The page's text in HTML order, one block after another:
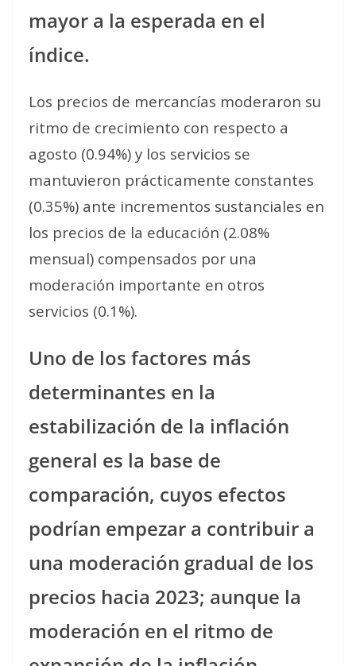
mayor a la esperada en el
índice.
Los precios de mercancías moderaron su
ritmo de crecimiento con respecto a
agosto (0.94%) y los servicios se
mantuvieron prácticamente constantes
(0.35%) ante incrementos sustanciales en
los precios de la educación (2.08%
mensual) compensados por una
moderación importante en otros
servicios (0.1%).
Uno de los factores más
determinantes en la
estabilización de la inflación
general es la base de
comparación, cuyos efectos
podrían empezar a contribuir a
una moderación gradual de los
precios hacia 2023; aunque la
moderación en el ritmo de